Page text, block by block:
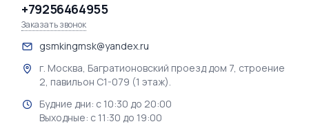
+79256464955
Заказать звонок
gsmkingmsk@yandex.ru
г. Москва, Багратионовский проезд дом 7, строение
2, павильон С1-079 (1 этаж).
Будние дни: с 10:30 до 20:00
Выходные: с 11:30 до 19:00